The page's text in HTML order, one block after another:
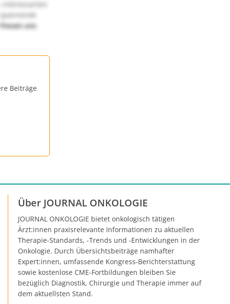
uns
Beiträge
Über JOURNAL ONKOLOGIE
JOURNAL ONKOLOGIE bietet onkologisch tätigen
Ärzt:innen praxisrelevante Informationen zu aktuellen
Therapie-Standards, -Trends und -Entwicklungen in der
Onkologie. Durch Übersichtsbeiträge namhafter
Expert:innen, umfassende Kongress-Berichterstattung
sowie kostenlose CME-Fortbildungen bleiben Sie
bezüglich Diagnostik, Chirurgie und Therapie immer auf
dem aktuellsten Stand.